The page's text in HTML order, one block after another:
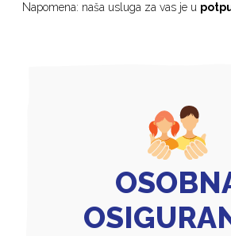
Napomena: naša usluga za vas je u